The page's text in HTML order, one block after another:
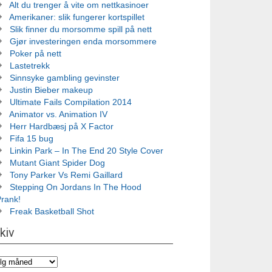
Alt du trenger å vite om nettkasinoer
Amerikaner: slik fungerer kortspillet
Slik finner du morsomme spill på nett
Gjør investeringen enda morsommere
Poker på nett
Lastetrekk
Sinnsyke gambling gevinster
Justin Bieber makeup
Ultimate Fails Compilation 2014
Animator vs. Animation IV
Herr Hardbæsj på X Factor
Fifa 15 bug
Linkin Park – In The End 20 Style Cover
Mutant Giant Spider Dog
Tony Parker Vs Remi Gaillard
Stepping On Jordans In The Hood
Freak Basketball Shot